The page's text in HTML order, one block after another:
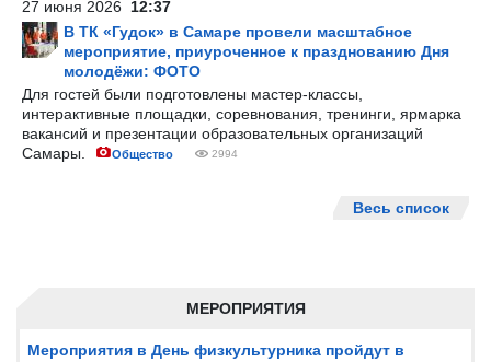
МЕРОПРИЯТИЯ
Мероприятия в День физкультурника пройдут в
27 июня 2026 12:37
В ТК «Гудок» в Самаре провели масштабное
мероприятие, приуроченное к празднованию Дня
молодёжи: ФОТО
Для гостей были подготовлены мастер-классы,
интерактивные площадки, соревнования, тренинги, ярмарка
вакансий и презентации образовательных организаций
Самары.
Общество 2994
Весь список